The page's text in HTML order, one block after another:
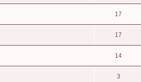
17
17
14
3